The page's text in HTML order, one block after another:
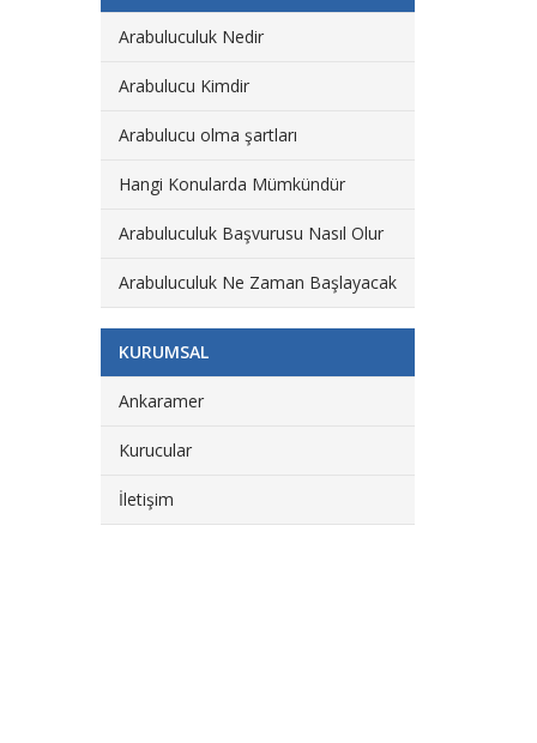
Arabuluculuk Nedir
Arabulucu Kimdir
Arabulucu olma şartları
Hangi Konularda Mümkündür
Arabuluculuk Başvurusu Nasıl Olur
Arabuluculuk Ne Zaman Başlayacak
KURUMSAL
Ankaramer
Kurucular
İletişim